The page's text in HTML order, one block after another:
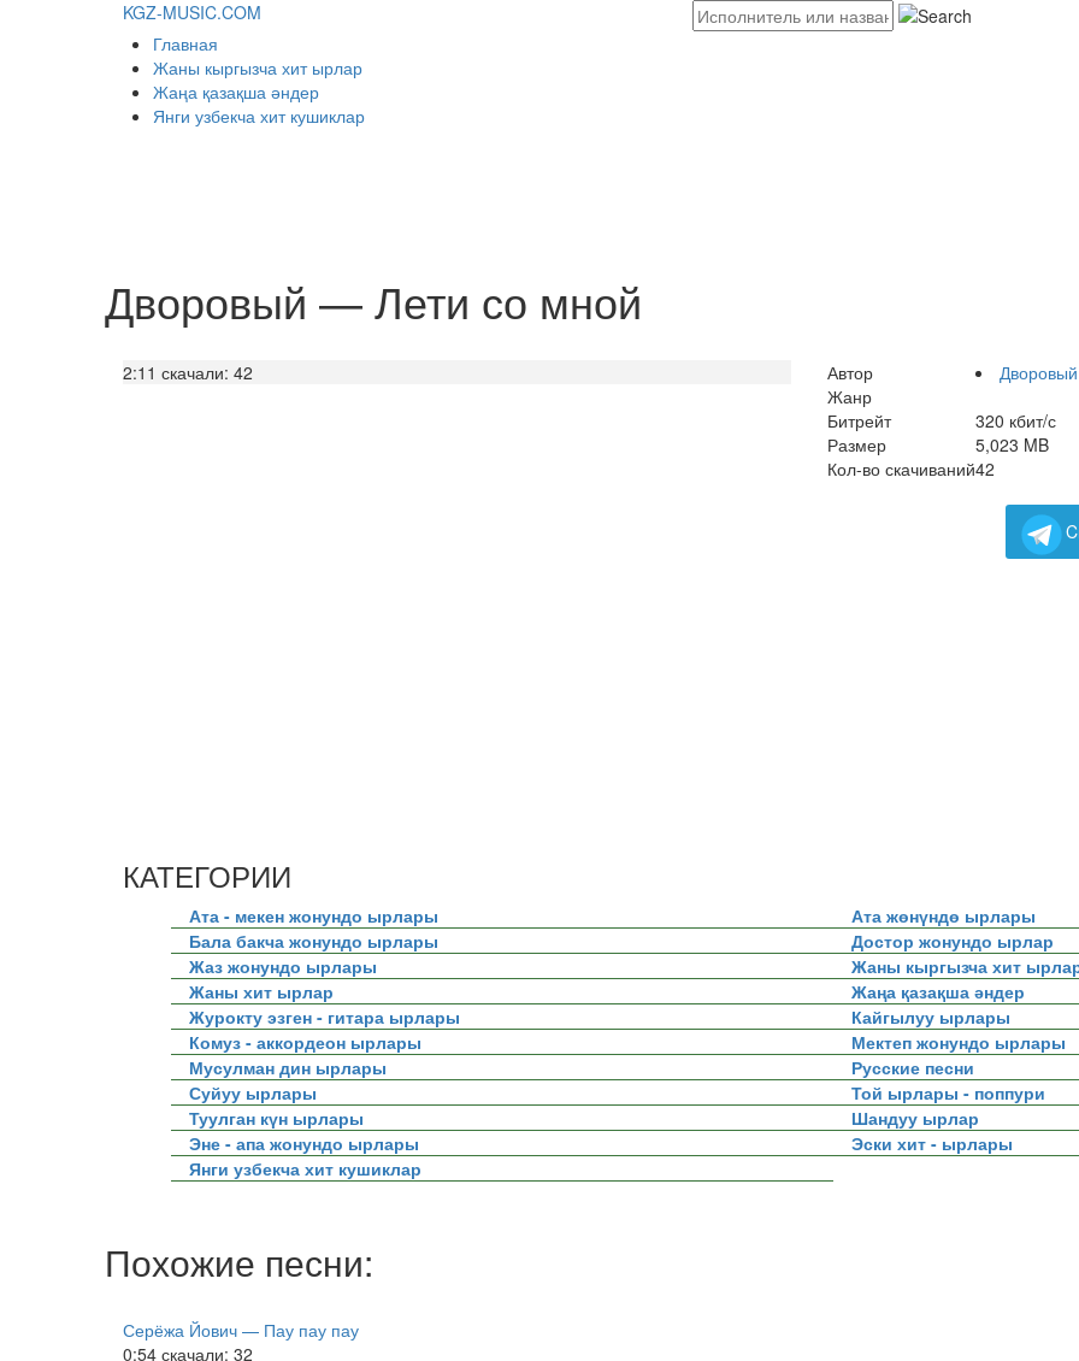
KGZ-MUSIC.COM
Главная
Жаны кыргызча хит ырлар
Жаңа қазақша әндер
Янги узбекча хит кушиклар
Дворовый — Лети со мной
2:11 скачали: 42 Автор
Дворовый
Жанр
Битрейт
320 кбит/с
Размер
5,023 MB
Кол-во скачиваний42
КАТЕГОРИИ
Ата - мекен жонундо ырлары
Ата жөнүндө ырлары
Бала бакча жонундо ырлары
Достор жонундо ырлар
Жаз жонундо ырлары
Жаны кыргызча хит
Жаны хит ырлар
Жаңа қазақша әндер
Журокту эзген - гитара ырлары
Кайгылуу ырлары
Комуз - аккордеон ырлары
Мектеп жонундо ырлары
Мусулман дин ырлары
Русские песни
Суйуу ырлары
Той ырлары - поппури
Туулган күн ырлары
Шандуу ырлар
Эне - апа жонундо ырлары
Эски хит - ырлары
Янги узбекча хит кушиклар
Похожие песни:
Серёжа Йович — Пау пау пау
0:54 скачали: 32